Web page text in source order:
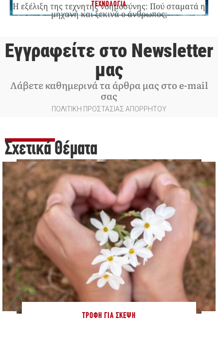
ΤΕΧΝΟΛΟΓΙΑ
Η εξέλιξη της τεχνητής νοημοσύνης: Πού σταματά η
μηχανή και ξεκινά ο άνθρωπος;
Εγγραφείτε στο Newsletter
μας
Λάβετε καθημερινά τα άρθρα μας στο e-mail
σας
ΠΟΛΙΤΙΚΗ ΠΡΟΣΤΑΣΙΑΣ ΑΠΟΡΡΗΤΟΥ
Σχετικά Θέματα
ΤΡΟΦΉ ΓΙΑ ΣΚΈΨΗ